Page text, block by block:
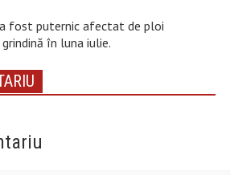
fost puternic afectat de ploi
în luna iulie.